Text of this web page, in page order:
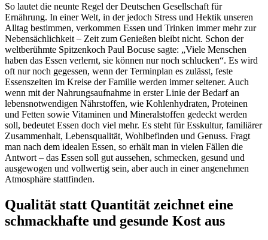
So lautet die neunte Regel der Deutschen Gesellschaft für
Ernährung. In einer Welt, in der jedoch Stress und Hektik unseren
Alltag bestimmen, verkommen Essen und Trinken immer mehr zur
Nebensächlichkeit – Zeit zum Genießen bleibt nicht. Schon der
weltberühmte Spitzenkoch Paul Bocuse sagte: „Viele Menschen
haben das Essen verlernt, sie können nur noch schlucken“. Es wird
oft nur noch gegessen, wenn der Terminplan es zulässt, feste
Essenszeiten im Kreise der Familie werden immer seltener. Auch
wenn mit der Nahrungsaufnahme in erster Linie der Bedarf an
lebensnotwendigen Nährstoffen, wie Kohlenhydraten, Proteinen
und Fetten sowie Vitaminen und Mineralstoffen gedeckt werden
soll, bedeutet Essen doch viel mehr. Es steht für Esskultur, familiärer
Zusammenhalt, Lebensqualität, Wohlbefinden und Genuss. Fragt
man nach dem idealen Essen, so erhält man in vielen Fällen die
Antwort – das Essen soll gut aussehen, schmecken, gesund und
ausgewogen und vollwertig sein, aber auch in einer angenehmen
Atmosphäre stattfinden.
Qualität statt Quantität zeichnet eine
schmackhafte und gesunde Kost aus